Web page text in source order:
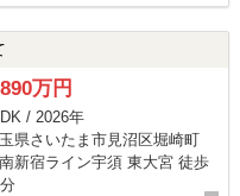
万円
/ 2026年
県さいたま市見沼区堀崎町
新宿ライン宇須 東大宮 徒歩